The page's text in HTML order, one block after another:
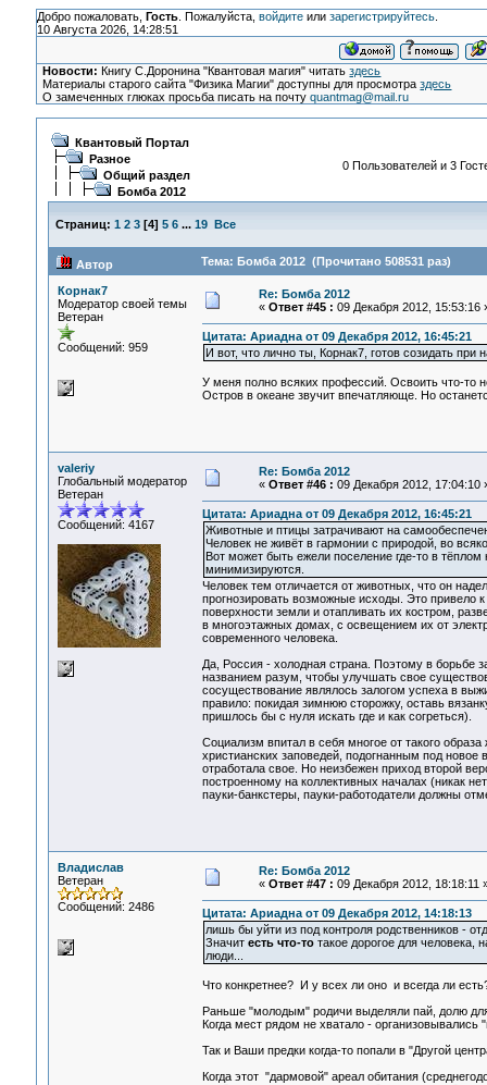
Добро пожаловать, Гость. Пожалуйста, войдитеили зарегистрируйтесь.
10 Августа 2026, 14:28:51
Новости: Книгу С.Доронина "Квантовая магия" читатьздесь
Материалы старого сайта "Физика Магии" доступны для просмотраздесь
О замеченных глюках просьба писать на почтуquantmag@mail.ru
Квантовый Портал
Разное
Общий раздел
Бомба 2012
0 Пользователей и 3
Страниц: 1 2 3[4] 5 6 ... 19 Все
Автор Тема: Бомба 2012 (Прочитано 508531 раз)
Корнак7
Модератор своей темы
Ветеран
Сообщений: 959
Re: Бомба 2012
« Ответ #45 : 09 Декабря 2012, 15:53:16
Цитата: Ариадна от 09 Декабря 2012, 16:45:21
И вот, что лично ты, Корнак7, готов созидать
У меня полно всяких профессий. Освоить что-то
Остров в океане звучит впечатляюще. Но
valeriy
Глобальный модератор
Ветеран
Сообщений: 4167
Re: Бомба 2012
« Ответ #46 : 09 Декабря 2012, 17:04:10
Цитата: Ариадна от 09 Декабря 2012, 16:45:21
Животные и птицы затрачивают на
Человек не живёт в гармонии с природой, во
Вот может быть ежели поселение где-то в
минимизируются.
Человек тем отличается от животных, что он
прогнозировать возможные исходы. Это привело
поверхности земли и отапливать их костром,
в многоэтажных домах, с освещением их от
современного человека.
Да, Россия - холодная страна. Поэтому в борьбе
названием разум, чтобы улучшать свое
сосуществование являлось залогом успеха в
правило: покидая зимнюю сторожку, оставь
пришлось бы с нуля искать где и как согреться).
Социализм впитал в себя многое от такого
христианских заповедей, подогнанным под
отработала свое. Но неизбежен приход второй
построенному на коллективных началах (никак
пауки-банкстеры, пауки-работодатели должны
Владислав
Ветеран
Сообщений: 2486
Re: Бомба 2012
« Ответ #47 : 09 Декабря 2012, 18:18:11
Цитата: Ариадна от 09 Декабря 2012, 14:18:13
лишь бы уйти из под контроля родственников -
Значит есть что-то такое дорогое для человека,
люди...
Что конкретнее? И у всех ли оно и всегда ли
Раньше "молодым" родичи выделяли пай, долю
Когда мест рядом не хватало - организовывались
Так и Ваши предки когда-то попали в "Другой
Когда этот "дармовой" ареал обитания